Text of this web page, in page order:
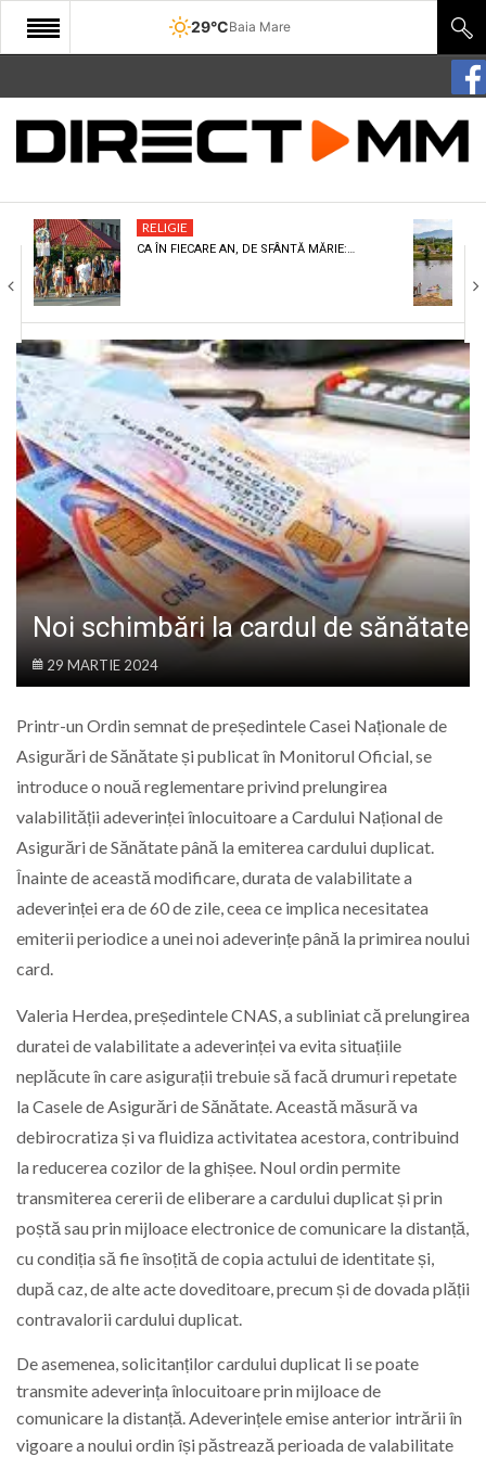
29°CBaia Mare
START
COMUNITATE
CULTURA
ECONOMIE
SANATATE
SPORT
POLITIC
LIFE
RELIGIE
CA ÎN FIECARE AN, DE SFÂNTĂ MĂRIE:…
Noi schimbări la cardul de sănătate
29 MARTIE 2024
Printr-un Ordin semnat de președintele Casei Naționale de
Asigurări de Sănătate și publicat în Monitorul Oficial, se
introduce o nouă reglementare privind prelungirea
valabilității adeverinței înlocuitoare a Cardului Național de
Asigurări de Sănătate până la emiterea cardului duplicat.
Înainte de această modificare, durata de valabilitate a
adeverinței era de 60 de zile, ceea ce implica necesitatea
emiterii periodice a unei noi adeverințe până la primirea noului
card.
Valeria Herdea, președintele CNAS, a subliniat că prelungirea
duratei de valabilitate a adeverinței va evita situațiile
neplăcute în care asigurații trebuie să facă drumuri repetate
la Casele de Asigurări de Sănătate. Această măsură va
debirocratiza și va fluidiza activitatea acestora, contribuind
la reducerea cozilor de la ghișee. Noul ordin permite
transmiterea cererii de eliberare a cardului duplicat și prin
poștă sau prin mijloace electronice de comunicare la distanță,
cu condiția să fie însoțită de copia actului de identitate și,
după caz, de alte acte doveditoare, precum și de dovada plății
contravalorii cardului duplicat.
De asemenea, solicitanților cardului duplicat li se poate
transmite adeverința înlocuitoare prin mijloace de
comunicare la distanță. Adeverințele emise anterior intrării în
vigoare a noului ordin își păstrează perioada de valabilitate